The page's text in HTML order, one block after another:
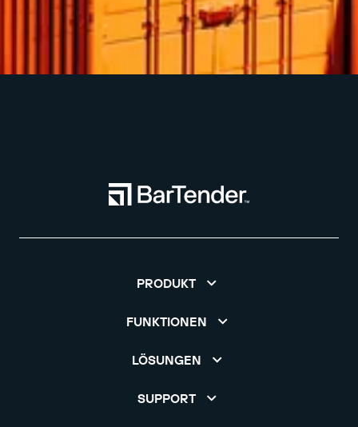
PRODUKT
FUNKTIONEN
LÖSUNGEN
SUPPORT